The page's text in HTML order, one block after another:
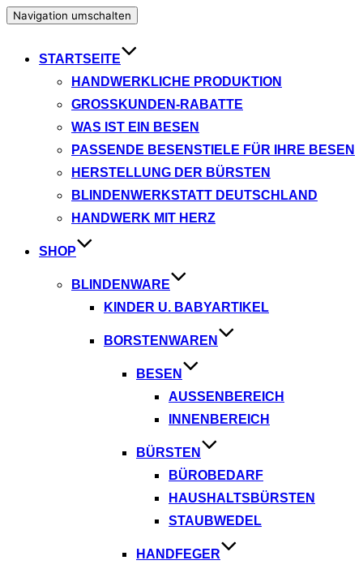
Navigation umschalten
STARTSEITE
HANDWERKLICHE PRODUKTION
GROSSKUNDEN-RABATTE
WAS IST EIN BESEN
PASSENDE BESENSTIELE FÜR IHRE BESEN
HERSTELLUNG DER BÜRSTEN
BLINDENWERKSTATT DEUTSCHLAND
HANDWERK MIT HERZ
SHOP
BLINDENWARE
KINDER U. BABYARTIKEL
BORSTENWAREN
BESEN
AUSSENBEREICH
INNENBEREICH
BÜRSTEN
BÜROBEDARF
HAUSHALTSBÜRSTEN
STAUBWEDEL
HANDFEGER